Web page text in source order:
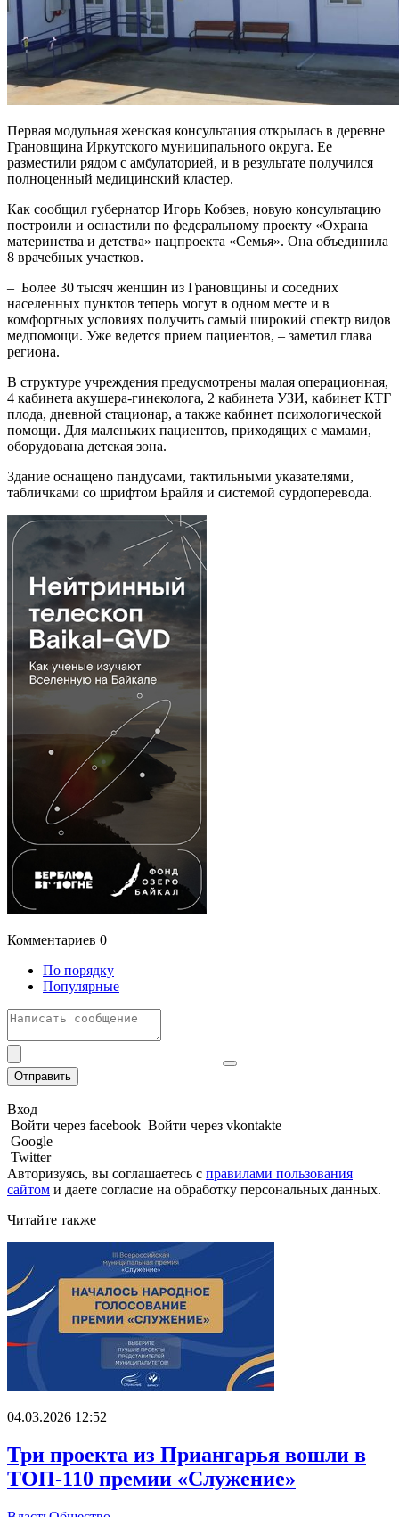
Первая модульная женская консультация открылась в деревне
Грановщина Иркутского муниципального округа. Ее
разместили рядом с амбулаторией, и в результате получился
полноценный медицинский кластер.
Как сообщил губернатор Игорь Кобзев, новую консультацию
построили и оснастили по федеральному проекту «Охрана
материнства и детства» нацпроекта «Семья». Она объединила
8 врачебных участков.
– Более 30 тысяч женщин из Грановщины и соседних
населенных пунктов теперь могут в одном месте и в
комфортных условиях получить самый широкий спектр видов
медпомощи. Уже ведется прием пациентов, – заметил глава
региона.
В структуре учреждения предусмотрены малая операционная,
4 кабинета акушера-гинеколога, 2 кабинета УЗИ, кабинет КТГ
плода, дневной стационар, а также кабинет психологической
помощи. Для маленьких пациентов, приходящих с мамами,
оборудована детская зона.
Здание оснащено пандусами, тактильными указателями,
табличками со шрифтом Брайля и системой сурдоперевода.
Комментариев 0
По порядку
Популярные
Отправить
Вход
Войти через facebook Войти через vkontakte
Google
Twitter
Авторизуясь, вы соглашаетесь с правилами пользования
сайтом и даете согласие на обработку персональных данных.
Читайте также
04.03.2026 12:52
Три проекта из Приангарья вошли в
ТОП-110 премии «Служение»